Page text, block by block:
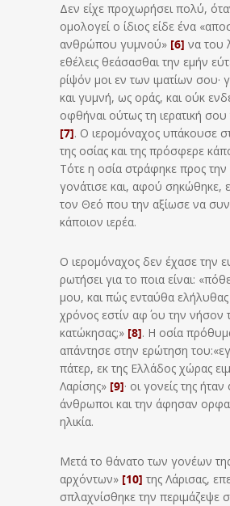
Δεν είχε προχωρήσει πολύ,
ομολογεί ο ίδιος είδε ένα
ανθρώπου γυμνού» [6] να του
εθέλεις θεάσασθαι την εμήν
ρίψόν μοι εν των ιματίων σου·
και γυμνή, ως οράς, και ούκ
οφθήναι ούτως τη ιερατική σου
[7]. Ο ιερομόναχος υπάκουσε
της οσίας και της πρόσφερε
Τότε η οσία στράφηκε προς
γονάτισε και, αφού σηκώθηκε,
τον Θεό που την αξίωσε να
κάποιον ιερέα.
Ο ιερομόναχος δεν έχασε την
ρωτήσει για το ποια είναι:
μου, και πώς ενταύθα
χρόνος εστίν αφ΄ ου την νήσον
κατώκησας;» [8]. Η οσία
απάντησε στην ερώτηση
πάτερ, εκ της Ελλάδος χώρας
Λαρίσης» [9]· οι γονείς της
άνθρωποι και την άφησαν
ηλικία.
Μετά το θάνατο των γονέων της
αρχόντων» [10] της Λάρισας,
σπλαχνίσθηκε την περιμάζεψε